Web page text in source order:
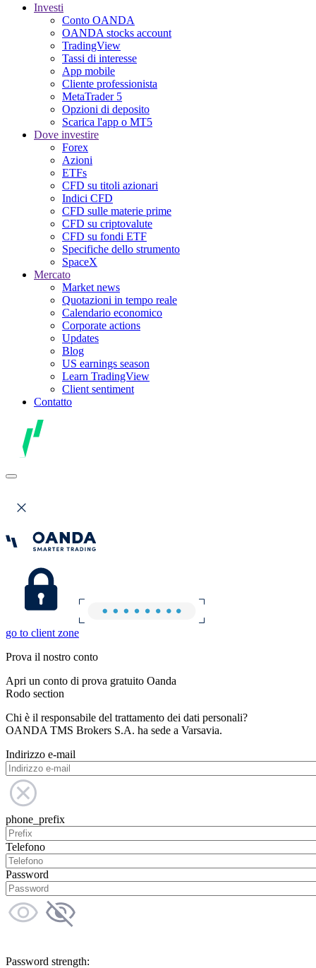
Investi
Conto OANDA
OANDA stocks account
TradingView
Tassi di interesse
App mobile
Cliente professionista
MetaTrader 5
Opzioni di deposito
Scarica l'app o MT5
Dove investire
Forex
Azioni
ETFs
CFD su titoli azionari
Indici CFD
CFD sulle materie prime
CFD su criptovalute
CFD su fondi ETF
Specifiche dello strumento
SpaceX
Mercato
Market news
Quotazioni in tempo reale
Calendario economico
Corporate actions
Updates
Blog
US earnings season
Learn TradingView
Client sentiment
Contatto
go to client zone
Prova il nostro conto
Apri un conto di prova gratuito Oanda
Rodo section
Chi è il responsabile del trattamento dei dati personali?
OANDA TMS Brokers S.A. ha sede a Varsavia.
Indirizzo e-mail
phone_prefix
Telefono
Password
Password strength: